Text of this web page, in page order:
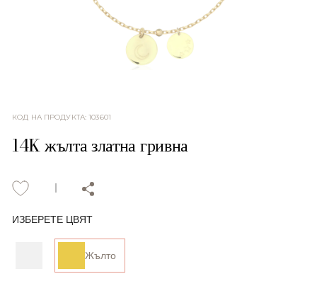
КОД НА ПРОДУКТА:103601
14K жълта златна гривна
ИЗБЕРЕТЕ ЦВЯТ
Жълто